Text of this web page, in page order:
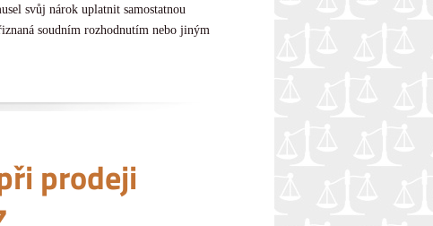
svůj nárok uplatnit samostatnou
soudním rozhodnutím nebo jiným
prodeji